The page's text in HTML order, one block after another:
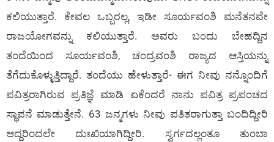
ಕಲಿಯುತ್ತಾರೆ. ಕೇವಲ ಒಬ್ಬರಲ್ಲ, ಇಡೀ ಸೂರ್ಯವಂಶಿ ಮನೆತನವೇ
ರಾಜಯೋಗವನ್ನು ಕಲಿಯುತ್ತಾರೆ. ಅವರು ಬಂದು ಬೇಹದ್ದಿನ
ತಂದೆಯಿಂದ ಸೂರ್ಯವಂಶಿ, ಚಂದ್ರವಂಶಿ ರಾಜ್ಯದ ಆಸ್ತಿಯನ್ನು
ತೆಗೆದುಕೊಳ್ಳುತ್ತಿದ್ದಾರೆ. ತಂದೆಯು ಹೇಳುತ್ತಾರೆ- ಈಗ ನೀವು ನನ್ನೊಂದಿಗೆ
ಪವಿತ್ರರಾಗಿರುವ ಪ್ರತಿಜ್ಞೆ ಮಾಡಿ ಏಕೆಂದರೆ ನಾನು ಪವಿತ್ರ ಪ್ರಪಂಚದ
ಸ್ಥಾಪನೆ ಮಾಡುತ್ತೇನೆ. 63 ಜನ್ಮಗಳು ನೀವು ಪತಿತರಾಗುತ್ತಾ ಬಂದಿದ್ದೀರಿ
ಆದ್ದರಿಂದಲೇ ದುಃಖಿಯಾಗಿದ್ದೀರಿ. ಸ್ವರ್ಗದಲ್ಲಂತೂ ತುಂಬಾ